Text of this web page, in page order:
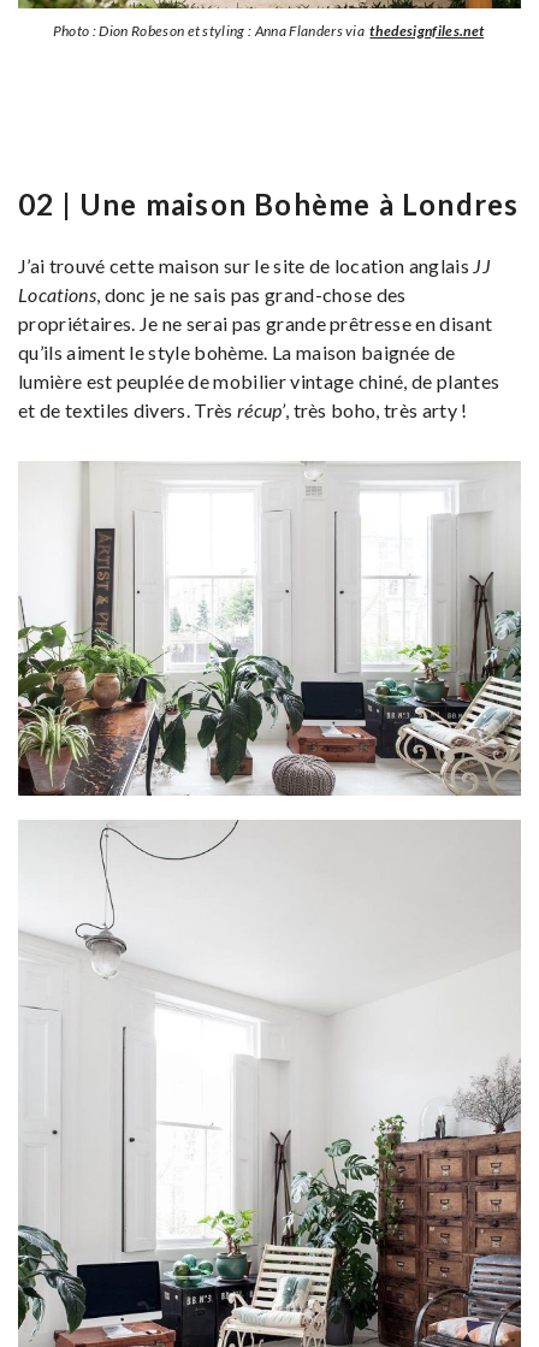
Photo : Dion Robeson et styling : Anna Flanders via thedesignfiles.net
02 | Une maison Bohème à Londres
J’ai trouvé cette maison sur le site de location anglais JJ
Locations, donc je ne sais pas grand-chose des
propriétaires. Je ne serai pas grande prêtresse en disant
qu’ils aiment le style bohème. La maison baignée de
lumière est peuplée de mobilier vintage chiné, de plantes
et de textiles divers. Très récup’, très boho, très arty !